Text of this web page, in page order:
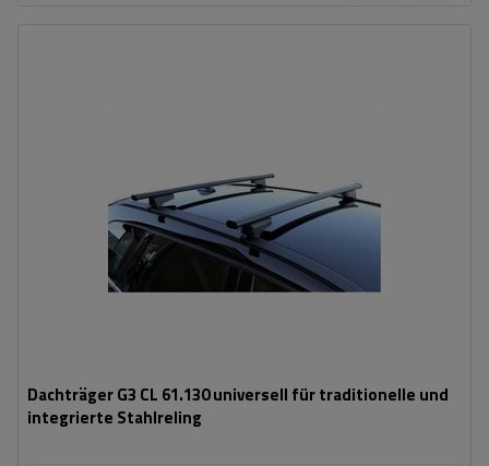
Dachträger G3 CL 61.130 universell für traditionelle und
integrierte Stahlreling